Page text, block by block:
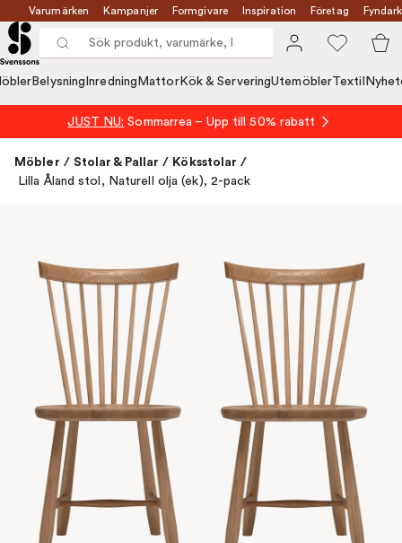
Varumärken Kampanjer Formgivare Inspiration Företag
Belysning Inredning MattorKök & ServeringUtemöblerTextil
JUST NU: Sommarrea – Upp till 50% rabatt
Möbler / Stolar & Pallar / Köksstolar /
Lilla Åland stol, Naturell olja (ek), 2-pack